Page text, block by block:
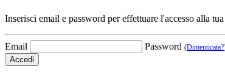
Inserisci email e password per effettuare l'accesso alla
Email Password (Dimenticata?